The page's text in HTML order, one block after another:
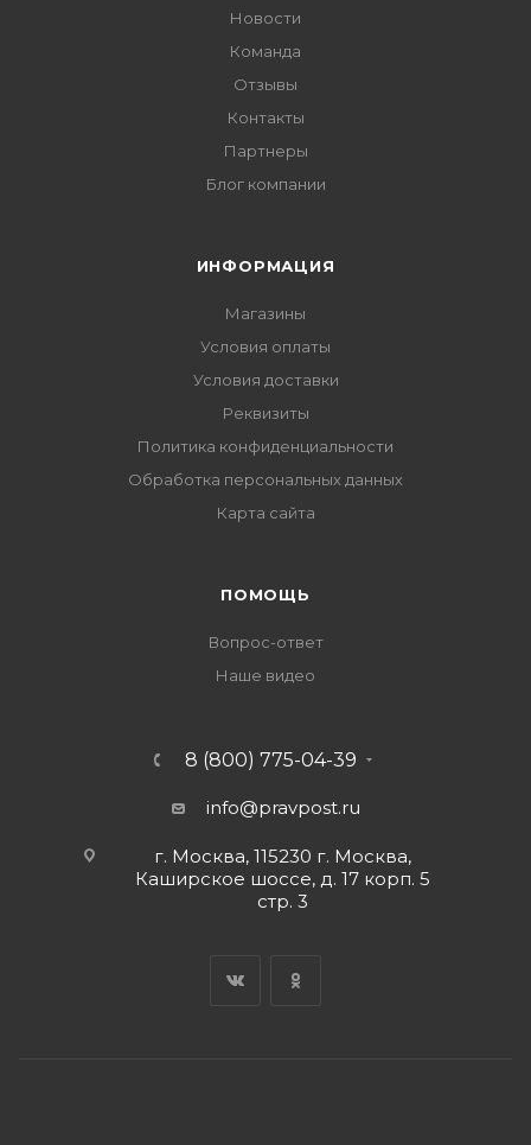
Новости
Команда
Отзывы
Контакты
Партнеры
Блог компании
ИНФОРМАЦИЯ
Магазины
Условия оплаты
Условия доставки
Реквизиты
Политика конфиденциальности
Обработка персональных данных
Карта сайта
ПОМОЩЬ
Вопрос-ответ
Наше видео
8 (800) 775-04-39
info@pravpost.ru
г. Москва, 115230 г. Москва,
Каширское шоссе, д. 17 корп. 5
стр. 3